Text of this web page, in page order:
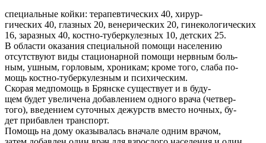
специальные койки: терапевтических 40, хирур-
гических 40, глазных 20, венерических 20, гинекологических
16, заразных 40, костно-туберкулезных 10, детских 25.
В области оказания специальной помощи населению
отсутствуют виды стационарной помощи нервным боль-
ным, ушным, горловым, хроникам; кроме того, слаба по-
мощь костно-туберкулезным и психическим.
Скорая медпомощь в Брянске существует и в буду-
щем будет увеличена добавлением одного врача (четвер-
того), введением суточных дежурств вместо ночных, бу-
дет прибавлен транспорт.
Помощь на дому оказывалась вначале одним врачом,